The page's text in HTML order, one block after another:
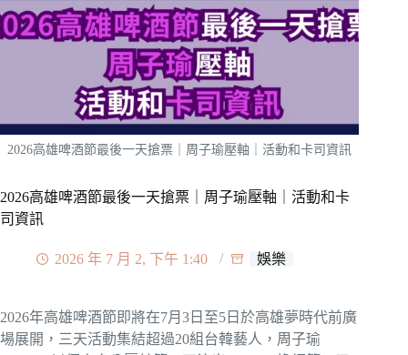
2026高雄啤酒節最後一天搶票｜周子瑜壓軸｜活動和卡司資訊
2026高雄啤酒節最後一天搶票｜周子瑜壓軸｜活動和卡
司資訊
2026 年 7 月 2, 下午 1:40 娛樂
2026年高雄啤酒節即將在7月3日至5日於高雄夢時代前廣
場展開，三天活動集結超過20組台韓藝人，周子瑜